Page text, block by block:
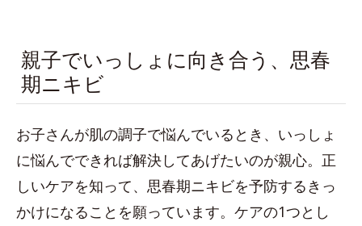
親子でいっしょに向き合う、思春
期ニキビ
お子さんが肌の調子で悩んでいるとき、いっしょ
に悩んでできれば解決してあげたいのが親心。正
しいケアを知って、思春期ニキビを予防するきっ
かけになることを願っています。ケアの1つとし